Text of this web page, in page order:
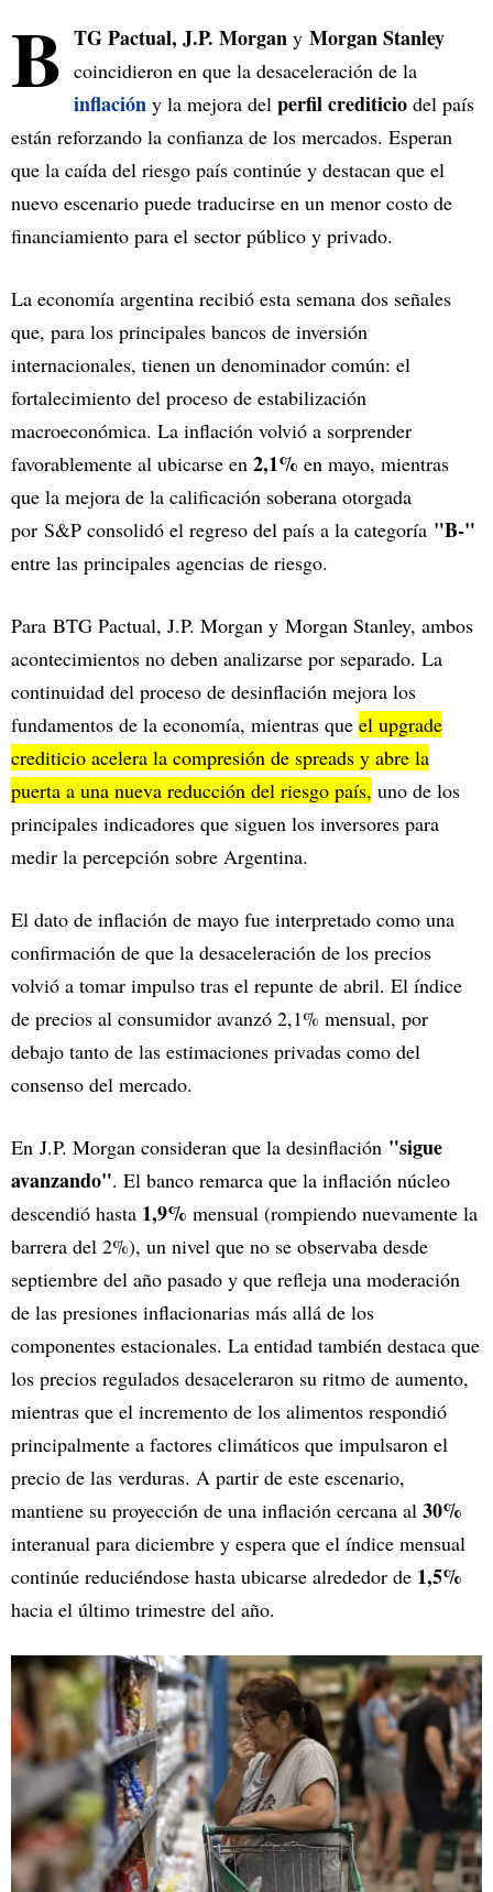
B TG Pactual, J.P. Morgan y Morgan Stanley
coincidieron en que la desaceleración de la
inflación y la mejora del perfil crediticio del país
están reforzando la confianza de los mercados. Esperan
que la caída del riesgo país continúe y destacan que el
nuevo escenario puede traducirse en un menor costo de
financiamiento para el sector público y privado.
La economía argentina recibió esta semana dos señales
que, para los principales bancos de inversión
internacionales, tienen un denominador común: el
fortalecimiento del proceso de estabilización
macroeconómica. La inflación volvió a sorprender
favorablemente al ubicarse en 2,1% en mayo, mientras
que la mejora de la calificación soberana otorgada
por S&P consolidó el regreso del país a la categoría "B-"
entre las principales agencias de riesgo.
Para BTG Pactual, J.P. Morgan y Morgan Stanley, ambos
acontecimientos no deben analizarse por separado. La
continuidad del proceso de desinflación mejora los
fundamentos de la economía, mientras que el upgrade
crediticio acelera la compresión de spreads y abre la
puerta a una nueva reducción del riesgo país, uno de los
principales indicadores que siguen los inversores para
medir la percepción sobre Argentina.
El dato de inflación de mayo fue interpretado como una
confirmación de que la desaceleración de los precios
volvió a tomar impulso tras el repunte de abril. El índice
de precios al consumidor avanzó 2,1% mensual, por
debajo tanto de las estimaciones privadas como del
consenso del mercado.
En J.P. Morgan consideran que la desinflación "sigue
avanzando". El banco remarca que la inflación núcleo
descendió hasta 1,9% mensual (rompiendo nuevamente la
barrera del 2%), un nivel que no se observaba desde
septiembre del año pasado y que refleja una moderación
de las presiones inflacionarias más allá de los
componentes estacionales. La entidad también destaca que
los precios regulados desaceleraron su ritmo de aumento,
mientras que el incremento de los alimentos respondió
principalmente a factores climáticos que impulsaron el
precio de las verduras. A partir de este escenario,
mantiene su proyección de una inflación cercana al 30%
interanual para diciembre y espera que el índice mensual
continúe reduciéndose hasta ubicarse alrededor de 1,5%
hacia el último trimestre del año.